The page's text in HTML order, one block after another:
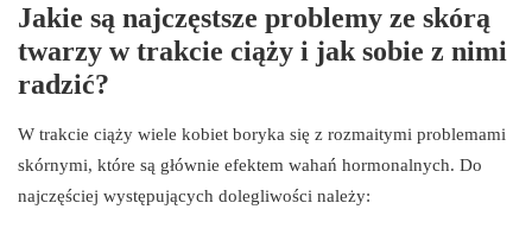
Jakie są najczęstsze problemy ze skórą
twarzy w trakcie ciąży i jak sobie z nimi
radzić?
W trakcie ciąży wiele kobiet boryka się z rozmaitymi problemami
skórnymi, które są głównie efektem wahań hormonalnych. Do
najczęściej występujących dolegliwości należy: